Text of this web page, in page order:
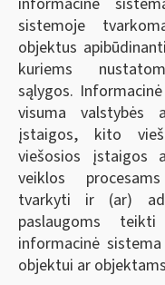
sistemoje
objektus
kuriems
sąlygos.
visuma valstybės
įstaigos, kito
viešosios įstaigos
veiklos
tvarkyti ir (ar)
paslaugoms
informacinė
objektui ar